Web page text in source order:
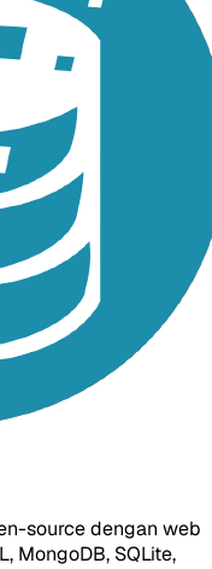
source dengan web
MongoDB, SQLite,